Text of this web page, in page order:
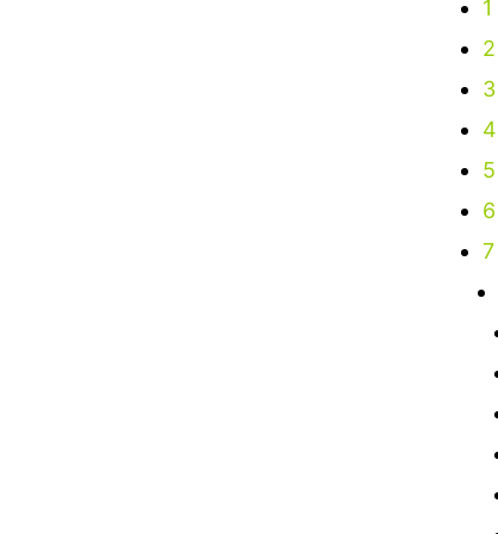
1
2
3
4
5
6
7